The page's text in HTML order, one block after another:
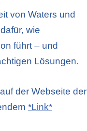
von Waters und
wie
führt – und
Lösungen.
der Webseite der
*Link*